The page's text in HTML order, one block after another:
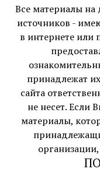
Все материалы на
источников -
в интернете или
принадлежат
сайта
не несет. Если
материалы,